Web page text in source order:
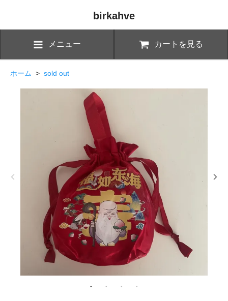
birkahve
メニュー カートを見る
ホーム > sold out